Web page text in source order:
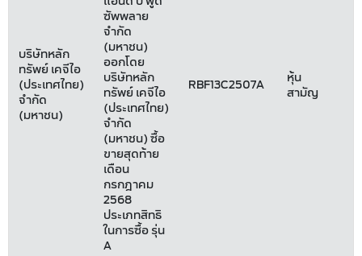
บริษัทหลัก
ทรัพย์ เคจีไอ
(ประเทศไทย)
จำกัด
(มหาชน)
ซัพพลาย
จำกัด
(มหาชน)
ออกโดย
บริษัทหลัก
ทรัพย์ เคจีไอ
(ประเทศไทย)
จำกัด
(มหาชน) ซื้อ
ขายสุดท้าย
เดือน
กรกฎาคม
2568
ประเภทสิทธิ
ในการซื้อ รุ่น
A
RBF13C2507A
หุ้น
สามัญ